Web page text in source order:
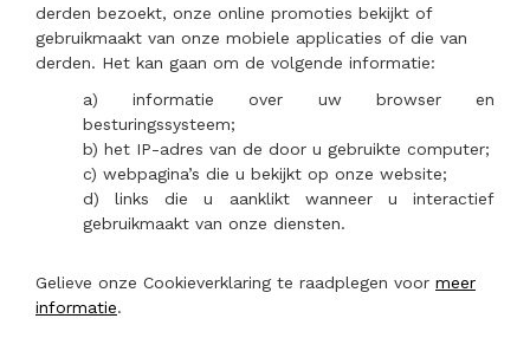
derden bezoekt, onze online promoties bekijkt of
gebruikmaakt van onze mobiele applicaties of die van
derden. Het kan gaan om de volgende informatie:
a) informatie over uw browser en
besturingssysteem;
b) het IP-adres van de door u gebruikte computer;
c) webpagina’s die u bekijkt op onze website;
d) links die u aanklikt wanneer u interactief
gebruikmaakt van onze diensten.
Gelieve onze Cookieverklaring te raadplegen voor meer
informatie.